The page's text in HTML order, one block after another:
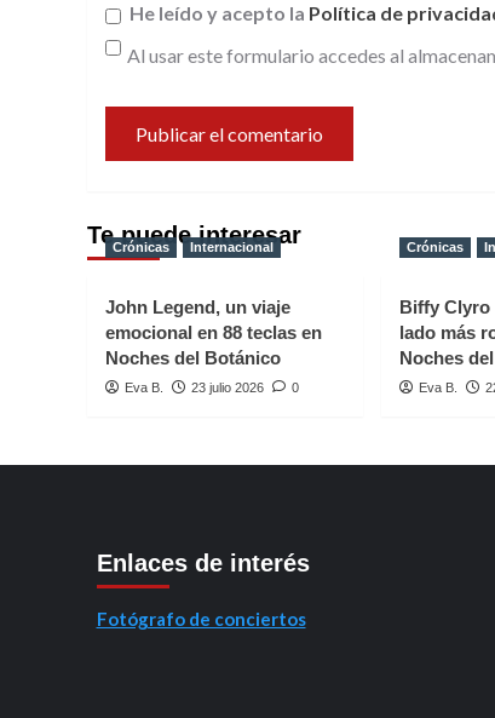
He leído y acepto la Política de
Al usar este formulario accedes al
Te puede interesar
Crónicas Internacional
John Legend, un viaje
emocional en 88 teclas en
Noches del Botánico
Eva B. 23 julio 2026 0
Crónicas
Biffy Clyro
lado más
Noches
Eva B.
Enlaces de interés
Fotógrafo de conciertos